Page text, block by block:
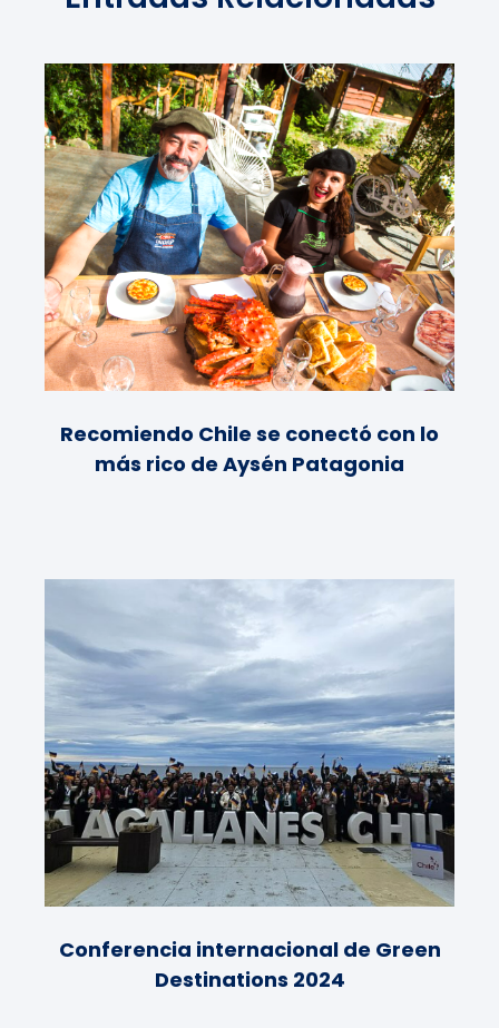
Recomiendo Chile se conectó con lo
más rico de Aysén Patagonia
Conferencia internacional de Green
Destinations 2024